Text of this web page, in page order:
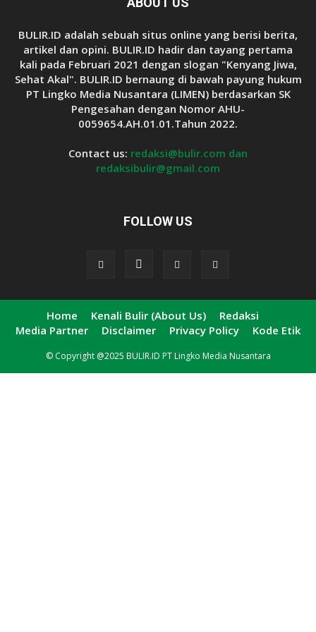
BULIR.ID adalah sebuah situs online yang berisi berita,
artikel dan opini. BULIR.ID hadir dan tayang pertama
kali pada Februari 2021 dengan slogan "Kenyang Jiwa,
Sehat Akal". BULIR.ID bernaung di bawah payung hukum
PT Lingko Media Nusantara (LIMEN) berdasarkan SK
Pengesahan dengan Nomor AHU-
0059654.AH.01.01.Tahun 2022.
Contact us: redaksi@bulir.com dan
redaksibulir@gmail.com
FOLLOW US
Home Kenali Bulir (About Us)
Redaksi
Media Partner
Disclaimer Privacy Policy Kode Etik
© Copyright @2025 BULIR.ID PT Lingko Media Nusantara